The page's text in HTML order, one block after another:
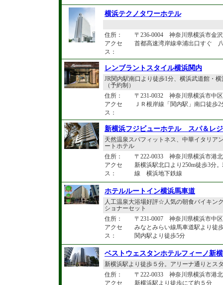
横浜テクノタワーホテル
住所：
〒236-0004 神奈川県横浜市金
アクセ
ス：
首都高速湾岸線幸浦出口すぐ
レンブラントスタイル横浜関内
JR関内駅南口より徒歩1分、横浜武道館・
（予約制）
住所：
〒231-0032 神奈川県横浜市中
アクセ
ス：
ＪＲ根岸線「関内駅」南口徒歩
新横浜フジビューホテル スパ＆レ
天然温泉スパフィットネス、中華イタリ
ートホテル
住所：
〒222-0033 神奈川県横浜市港
アクセ
ス：
新横浜駅北口より250m徒歩3
線 横浜地下鉄線
ホテルルートイン横浜馬車道
人工温泉大浴場好評☆人気の朝食バイキン
ショナーセット
住所：
〒231-0007 神奈川県横浜市中
アクセ
ス：
みなとみらい線馬車道駅より徒
関内駅より徒歩5分
ベストウェスタンホテルフィーノ新
新横浜駅より徒歩５分。アリーナ通りとス
住所：
〒222-0033 神奈川県横浜市港
アクセ
新横浜駅より徒歩にて約５分